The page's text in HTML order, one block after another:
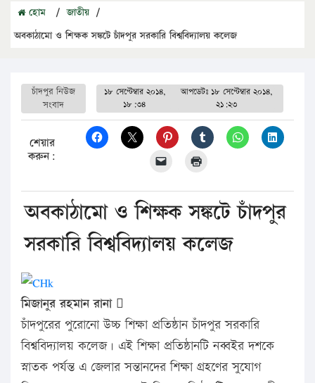
হোম / জাতীয় /
অবকাঠামো ও শিক্ষক সঙ্কটে চাঁদপুর সরকারি বিশ্ববিদ্যালয় কলেজ
চাঁদপুর নিউজ
সংবাদ
১৮ সেপ্টেম্বার ২০১৪,
১৮:৩৪
আপডেটঃ ১৮ সেপ্টেম্বার ২০১৪,
২১:২৩
শেয়ার
করুন:
অবকাঠামো ও শিক্ষক সঙ্কটে চাঁদপুর
সরকারি বিশ্ববিদ্যালয় কলেজ
মিজানুর রহমান রানা 
চাঁদপুরের পুরোনো উচ্চ শিক্ষা প্রতিষ্ঠান চাঁদপুর সরকারি
বিশ্ববিদ্যালয় কলেজ। এই শিক্ষা প্রতিষ্ঠানটি নব্বইর দশকে
স্নাতক পর্যন্ত এ জেলার সন্তানদের শিক্ষা গ্রহণের সুযোগ